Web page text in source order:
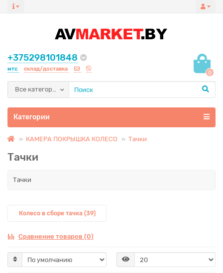
+375298101848
мтс склад/доставка
0
Все категории
Категории
КАМЕРА ПОКРЫШКА КОЛЕСО Тачки
Тачки
Тачки
Колесо в сборе тачка (39)
Сравнение товаров (0)